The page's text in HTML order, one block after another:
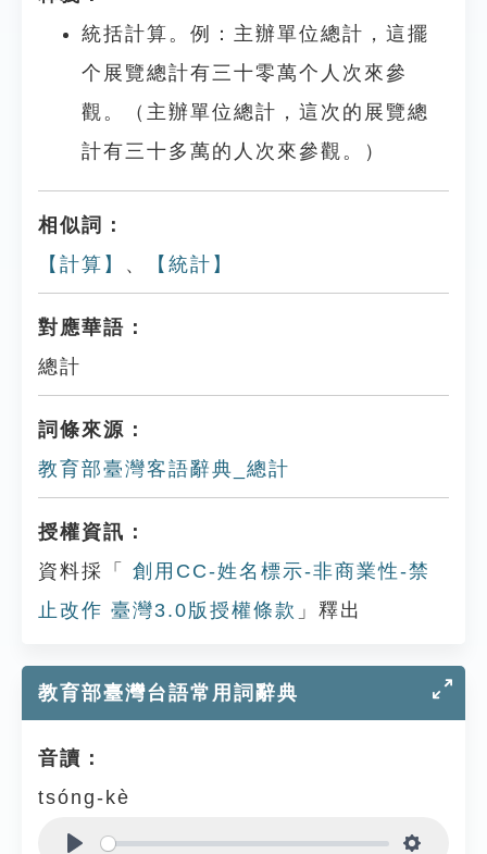
統括計算。例：主辦單位總計，這擺
个展覽總計有三十零萬个人次來參
觀。（主辦單位總計，這次的展覽總
計有三十多萬的人次來參觀。）
相似詞：
【計算】 、 【統計】
對應華語：
總計
詞條來源：
教育部臺灣客語辭典_總計
授權資訊：
資料採「
創用CC-姓名標示-非商業性-禁
止改作 臺灣3.0版授權條款 」釋出
教育部臺灣台語常用詞辭典
音讀：
tsóng-kè